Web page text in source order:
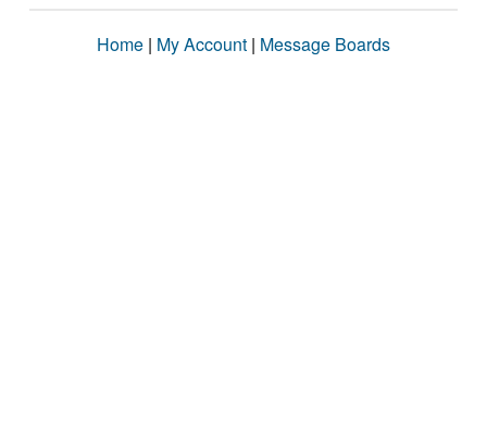
Home | My Account | Message Boards